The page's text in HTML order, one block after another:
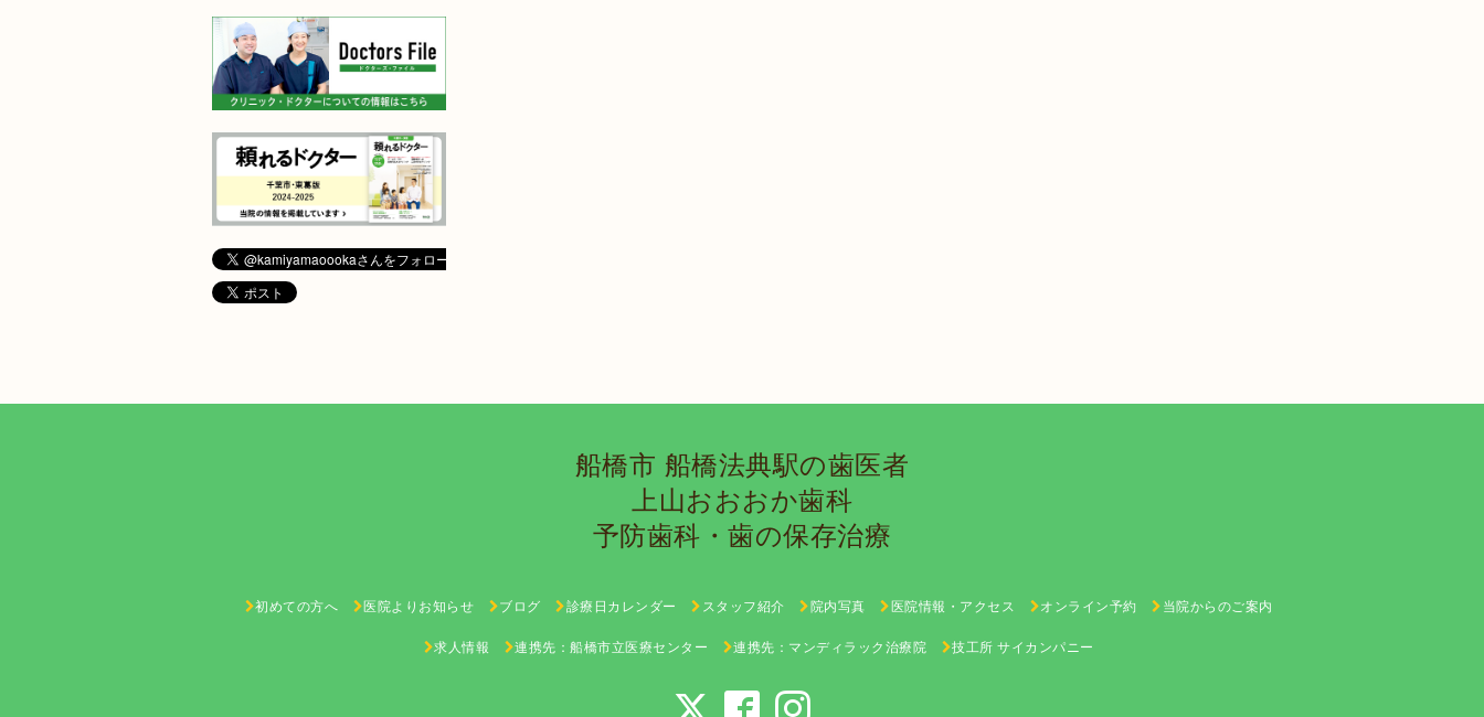
船橋市 船橋法典駅の歯医者
上山おおおか歯科
予防歯科・歯の保存治療
初めての方へ 医院よりお知らせ ブログ 診療日カレンダー スタッフ紹介 院内写真 医院情報・アクセス オンライン予約 当院からのご案内
求人情報 連携先：船橋市立医療センター 連携先：マンディラック治療院 技工所 サイカンパニー